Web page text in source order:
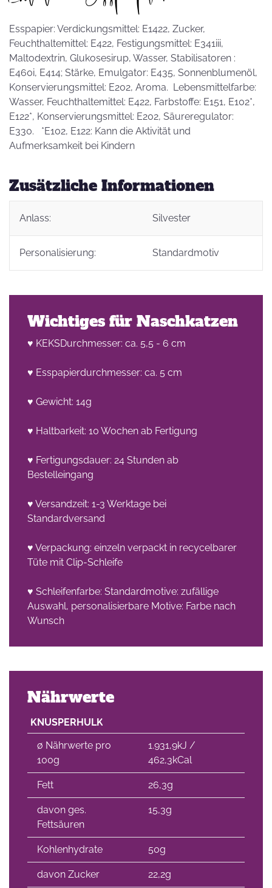
Esspapier: Verdickungsmittel: E1422, Zucker,
Feuchthaltemittel: E422, Festigungsmittel: E341iii,
Maltodextrin, Glukosesirup, Wasser, Stabilisatoren :
E460i, E414; Stärke, Emulgator: E435, Sonnenblumenöl,
Konservierungsmittel: E202, Aroma. Lebensmittelfarbe:
Wasser, Feuchthaltemittel: E422, Farbstoffe: E151, E102*,
E122*, Konservierungsmittel: E202, Säureregulator:
E330. *E102, E122: Kann die Aktivität und
Aufmerksamkeit bei Kindern
Zusätzliche Informationen
Anlass: Silvester
Personalisierung: Standardmotiv
Wichtiges für Naschkatzen
♥ KEKSDurchmesser: ca. 5,5 - 6 cm
♥ Esspapierdurchmesser: ca. 5 cm
♥ Gewicht: 14g
♥ Haltbarkeit: 10 Wochen ab Fertigung
♥ Fertigungsdauer: 24 Stunden ab
Bestelleingang
♥ Versandzeit: 1-3 Werktage bei
Standardversand
♥ Verpackung: einzeln verpackt in recycelbarer
Tüte mit Clip-Schleife
♥ Schleifenfarbe: Standardmotive: zufällige
Auswahl, personalisierbare Motive: Farbe nach
Wunsch
Nährwerte
KNUSPERHULK
∅ Nährwerte pro
100g
1.931,9kJ /
462,3kCal
Fett 26,3g
davon ges.
Fettsäuren
15,3g
Kohlenhydrate 50g
davon Zucker 22,2g